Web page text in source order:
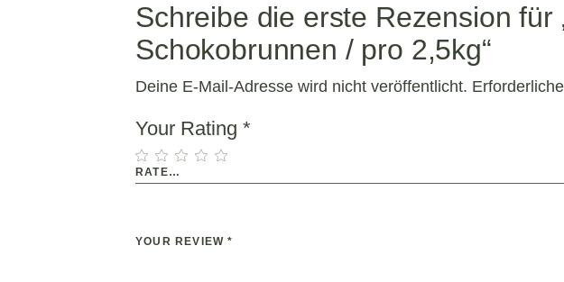
Schreibe die erste Rezension für
Schokobrunnen / pro 2,5kg“
Deine E-Mail-Adresse wird nicht veröffentlicht.
Your Rating *